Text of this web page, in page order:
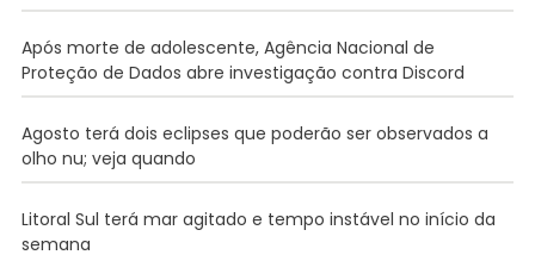
Após morte de adolescente, Agência Nacional de
Proteção de Dados abre investigação contra Discord
Agosto terá dois eclipses que poderão ser observados a
olho nu; veja quando
Litoral Sul terá mar agitado e tempo instável no início da
semana